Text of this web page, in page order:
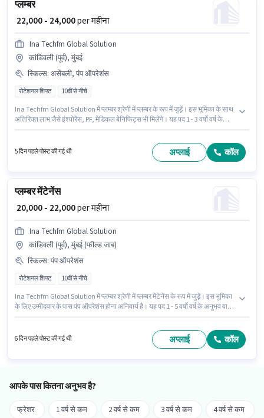
प्लम्बर
₹ 22,000 - 24,000per महीना
Ina Techfm Global Solution
कांडिवली (पूर्व), मुंबई
स्किल्स: असेंबली, पंप ऑपरेशंस
रोटेशनल शिफ्ट 10वीं से नीचे
Ina Techfm Global Solution में प्लम्बर श्रेणी में प्लम्बर के रूप में जुड़ें। इस भूमिका के साथ
अतिरिक्त लाभ जैसे इंश्योरेंस, PF, मेडिकल बेनिफिट्स भी मिलेंगे। यह पद 1 - 3 वर्षो वर्ष के
में स्थित है। इस भूमिका में Fixed वेतन संरचना मिलती है।
5 दिन पहले पोस्ट की गई थी अप्लाई कॉल
प्लम्बर मेंटेनेंस
₹ 20,000 - 22,000per महीना
Ina Techfm Global Solution
कांडिवली (पूर्व), मुंबई (फील्ड जाब)
स्किल्स: पंप ऑपरेशंस
रोटेशनल शिफ्ट 10वीं से नीचे
Ina Techfm Global Solution में प्लम्बर श्रेणी में प्लम्बर मेंटेनेंस के रूप में जुड़ें। इस भूमिका
के लिए उम्मीदवार के पास पंप ऑपरेशंस होना अनिवार्य है। यह पद 1 - 5 वर्षो वर्ष के अनुभव वाले
है। इस पद के लिए Fixed सैलरी उपलब्ध है।
6 दिन पहले पोस्ट की गई थी अप्लाई कॉल
आपके पास कितना अनुभव है?
फ्रेशर 1 वर्ष से कम 2 वर्ष से कम 3 वर्ष से कम 4 वर्ष से कम